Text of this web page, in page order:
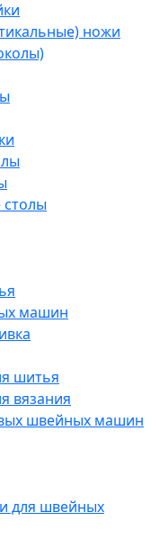
ножи
машин
шитья
вязания
швейных машин
для швейных